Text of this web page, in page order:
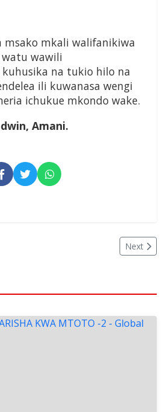
msako mkali walifanikiwa
wawili
na tukio hilo na
ili kuwanasa wengi
ichukue mkondo wake.
Amani.
Next